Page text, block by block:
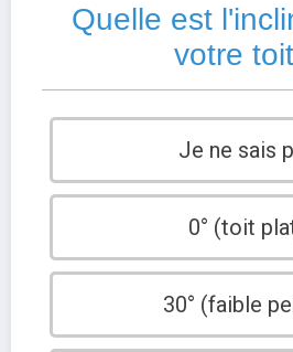
Quelle est
votre
Je ne sais
0° (toit
30° (faible